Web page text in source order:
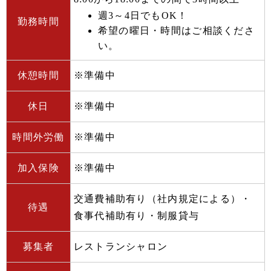
勤務時間
週3～4日でもOK！
希望の曜日・時間はご相談くださ
い。
休憩時間 ※準備中
休日 ※準備中
時間外労働 ※準備中
加入保険 ※準備中
待遇
交通費補助有り（社内規定による）・
食事代補助有り・制服貸与
募集者 レストランシャロン